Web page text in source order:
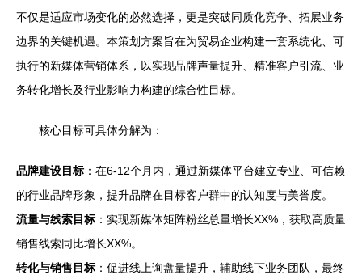
不仅是适应市场变化的必然选择，更是突破同质化竞争、拓展业务
边界的关键机遇。本策划方案旨在为贸易企业构建一套系统化、可
执行的新媒体营销体系，以实现品牌声量提升、精准客户引流、业
务转化增长及行业影响力构建的综合性目标。
核心目标可具体分解为：
品牌建设目标 ：在6-12个月内，通过新媒体平台建立专业、可信赖
的行业品牌形象，提升品牌在目标客户群中的认知度与美誉度。
流量与线索目标 ：实现新媒体矩阵粉丝总量增长XX%，获取高质量
销售线索同比增长XX%。
转化与销售目标 ：促进线上询盘量提升，辅助线下业务团队，最终